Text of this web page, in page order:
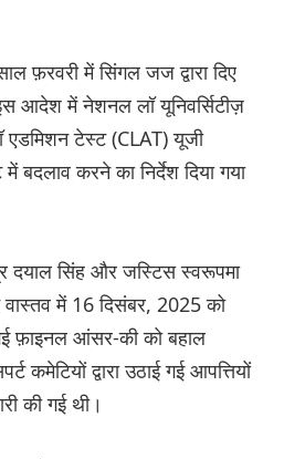
फ़रवरी में सिंगल जज द्वारा दिए
आदेश में नेशनल लॉ यूनिवर्सिटीज़
एडमिशन टेस्ट (CLAT) यूजी
बदलाव करने का निर्देश दिया गया
दयाल सिंह और जस्टिस स्वरूपमा
वास्तव में 16 दिसंबर, 2025 को
गई फ़ाइनल आंसर-की को बहाल
कमेटियों द्वारा उठाई गई आपत्तियों
की गई थी।